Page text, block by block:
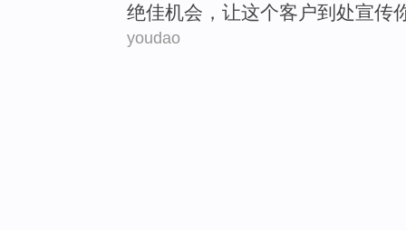
绝佳机会 ， 让这个客户到处宣传
youdao